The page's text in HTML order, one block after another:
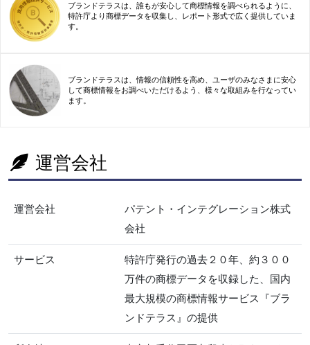
ブランドテラスは、誰もが安心して商標情報を調べられるように、
特許庁より商標データを収集し、レポート形式で広く提供していま
す。
ブランドテラスは、情報の信頼性を高め、ユーザのみなさまに安心
して商標情報をお調べいただけるよう、様々な取組みを行なってい
ます。
運営会社
運営会社
パテント・インテグレーション株式
会社
サービス
特許庁発行の過去２０年、約３００
万件の商標データを収録した、国内
最大規模の商標情報サービス『ブラ
ンドテラス』の提供